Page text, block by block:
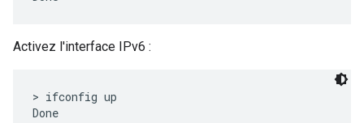
Activez l'interface IPv6 :
> ifconfig up